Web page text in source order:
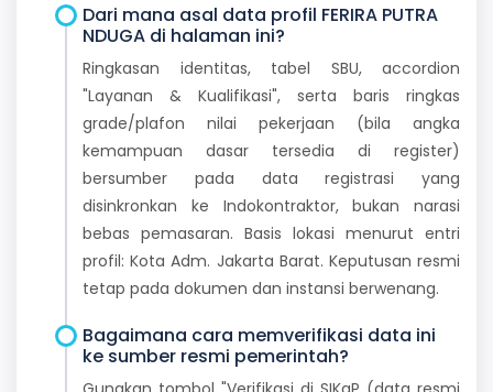
Dari mana asal data profil FERIRA PUTRA
NDUGA di halaman ini?
Ringkasan identitas, tabel SBU, accordion
"Layanan & Kualifikasi", serta baris ringkas
grade/plafon nilai pekerjaan (bila angka
kemampuan dasar tersedia di register)
bersumber pada data registrasi yang
disinkronkan ke Indokontraktor, bukan narasi
bebas pemasaran. Basis lokasi menurut entri
profil: Kota Adm. Jakarta Barat. Keputusan resmi
tetap pada dokumen dan instansi berwenang.
Bagaimana cara memverifikasi data ini
ke sumber resmi pemerintah?